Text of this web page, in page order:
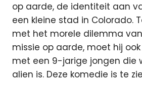
op aarde, de identiteit aan
een kleine stad in Colorado.
met het morele dilemma
missie op aarde, moet hij
met een 9-jarige jongen die
alien is. Deze komedie is te